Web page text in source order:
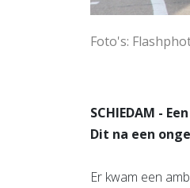
Foto's:
SCHIEDAM -
Dit na een
Er kwam een